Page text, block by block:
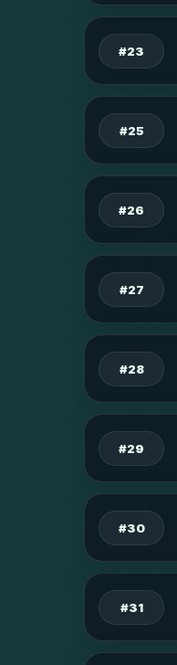
#23
#25
#26
#27
#28
#29
#30
#31